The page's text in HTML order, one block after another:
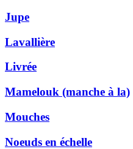
Jupe
Lavallière
Livrée
Mamelouk (manche à la)
Mouches
Noeuds en échelle